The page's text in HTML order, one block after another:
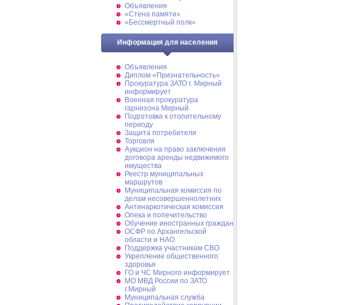
Объявления
«Стена памяти»
«Бессмертный полк»
Информация для населения
Объявления
Диплом «Признательность»
Прокуратура ЗАТО г. Мирный
информирует
Военная прокуратура
гарнизона Мирный
Подготовка к отопительному
периоду
Защита потребителя
Торговля
Аукцион на право заключения
договора аренды недвижимого
имущества
Реестр муниципальных
маршрутов
Муниципальная комиссия по
делам несовершеннолетних
Антинаркотическая комиссия
Опека и попечительство
Обучение иностранных граждан
ОСФР по Архангельской
области и НАО
Поддержка участникам СВО
Укрепление общественного
здоровья
ГО и ЧС Мирного информирует
МО МВД России по ЗАТО
г.Мирный
Муниципальная cлужба